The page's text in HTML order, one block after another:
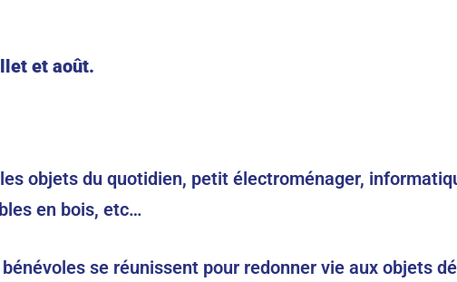
et août.
objets du quotidien, petit électroménager,
en bois, etc…
se réunissent pour redonner vie aux objets